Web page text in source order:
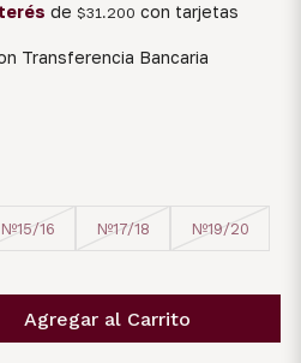
de $31.200 con tarjetas
Transferencia Bancaria
Nº15/16 Nº17/18 Nº19/20
Agregar al Carrito